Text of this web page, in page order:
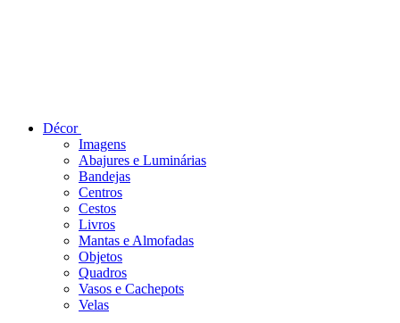
Décor
Imagens
Abajures e Luminárias
Bandejas
Centros
Cestos
Livros
Mantas e Almofadas
Objetos
Quadros
Vasos e Cachepots
Velas